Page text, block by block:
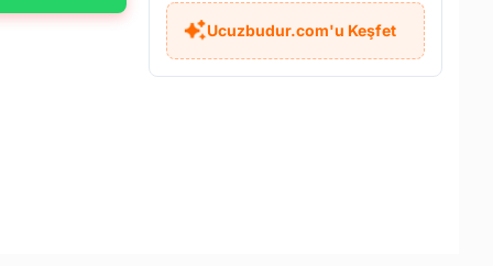
Ucuzbudur.com'u Keşfet